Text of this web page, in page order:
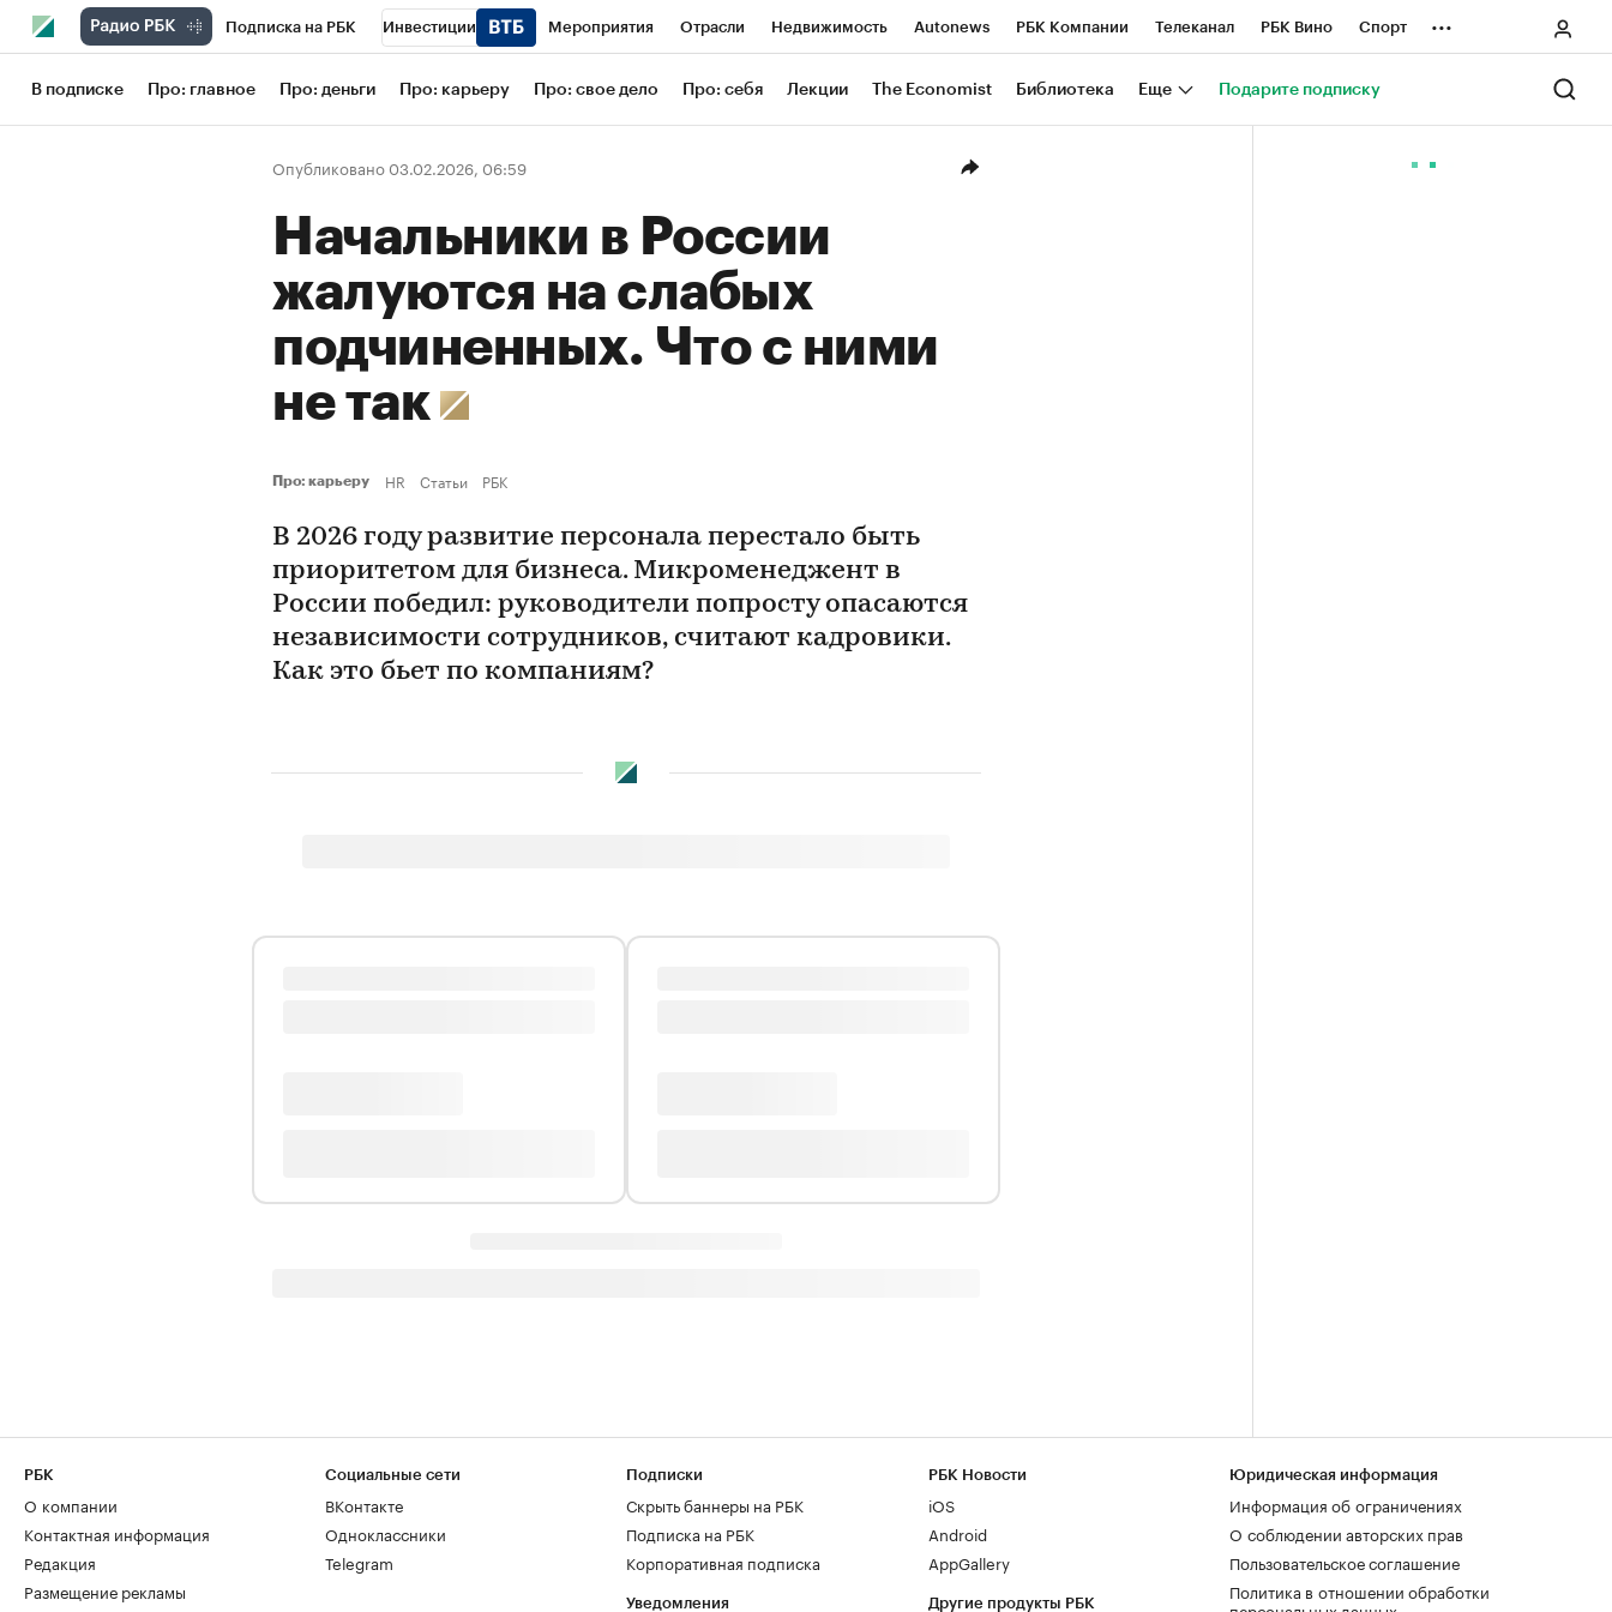
Подписка на РБК Инвестиции Мероприятия Отрасли Недвижимость Autonews РБК Компании Телеканал РБК Вино Спорт
Школа управления РБК РБК Образование РБК Life Тренды Визионеры Национальные проекты Город
Рынок наличной валюты
...
В подписке Про: главное Про: деньги Про: карьеру Про: свое дело Про: себя Лекции The Economist Библиотека Еще Подарите подписку
Опубликовано 03.02.2026, 06:59
Начальники в России
жалуются на слабых
подчиненных. Что с ними
не так
Про: карьеру HR Статьи РБК
В 2026 году развитие персонала перестало быть
приоритетом для бизнеса. Микроменеджент в
России победил: руководители попросту опасаются
независимости сотрудников, считают кадровики.
Как это бьет по компаниям?
РБК
О компании
Контактная информация
Редакция
Размещение рекламы
Социальные сети
ВКонтакте
Одноклассники
Telegram
Подписки
Скрыть баннеры на РБК
Подписка на РБК
Корпоративная подписка
Уведомления
РБК Новости
iOS
Android
AppGallery
Другие продукты РБК
Юридическая информация
Информация об ограничениях
О соблюдении авторских прав
Пользовательское соглашение
Политика в отношении обработки